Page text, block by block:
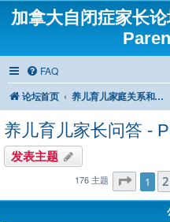
加拿大自闭症家长
FAQ
论坛首页 养儿育儿家庭关系和教育——Raising ASD kid with family members and education
养儿育儿家长问答 -
发表主题
176 主题 分页：
1 2